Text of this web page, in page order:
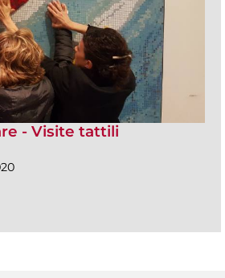
- Visite tattili